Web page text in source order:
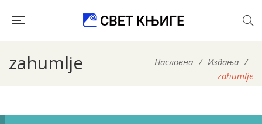
zahumlje Насловна / Издања /
zahumlje